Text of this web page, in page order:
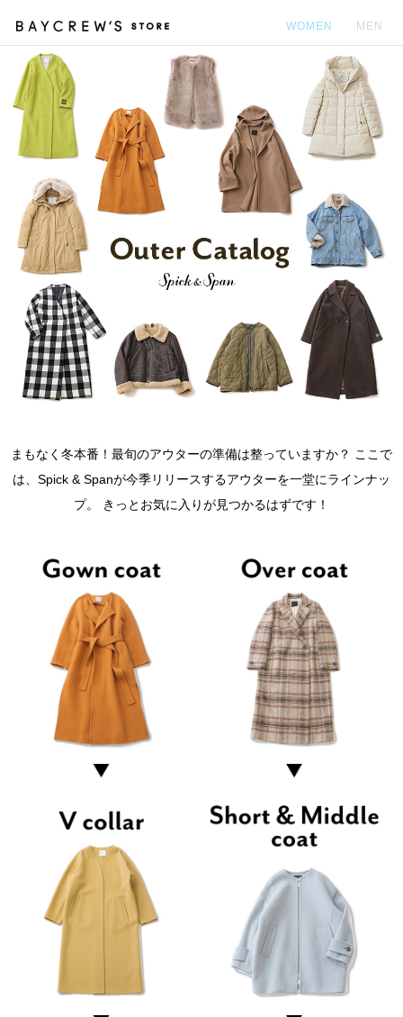
WOMEN MEN
まもなく冬本番！最旬のアウターの準備は整っていますか？ ここで
は、Spick & Spanが今季リリースするアウターを一堂にラインナッ
プ。
きっとお気に入りが見つかるはずです！